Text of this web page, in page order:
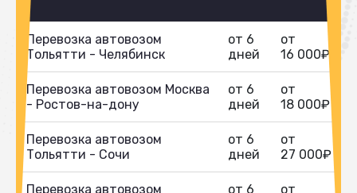
Перевозка автовозом
Тольятти - Челябинск
от 6
дней
от
16 000₽
Перевозка автовозом Москва
- Ростов-на-дону
от 6
дней
от
18 000₽
Перевозка автовозом
Тольятти - Сочи
от 6
дней
от
27 000₽
Перевозка автовозом
от 6
от